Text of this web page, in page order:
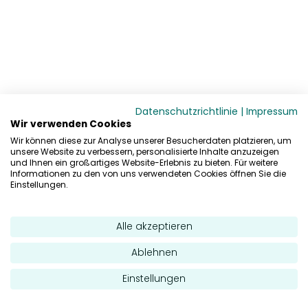
Datenschutzrichtlinie | Impressum
Wir verwenden Cookies
Wir können diese zur Analyse unserer Besucherdaten platzieren, um
unsere Website zu verbessern, personalisierte Inhalte anzuzeigen
und Ihnen ein großartiges Website-Erlebnis zu bieten. Für weitere
Informationen zu den von uns verwendeten Cookies öffnen Sie die
Einstellungen.
Alle akzeptieren
Ablehnen
Einstellungen